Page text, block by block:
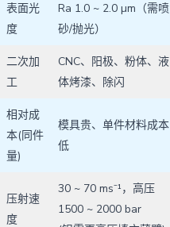
表面光
度
Ra 1.0 ~ 2.0 µm（需喷
砂/抛光）
二次加
工
CNC、阳极、粉体、液
体烤漆、除闪
相对成
本(同件
量)
模具贵、单件材料成本
低
压射速
度
30 ~ 70 ms⁻¹，高压
1500 ~ 2000 bar